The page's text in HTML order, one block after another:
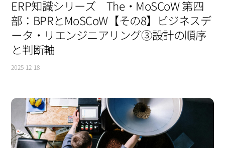
ERP知識シリーズ The・MoSCoW 第四
部：BPRとMoSCoW【その8】ビジネスデ
ータ・リエンジニアリング③設計の順序
と判断軸
2025-12-18